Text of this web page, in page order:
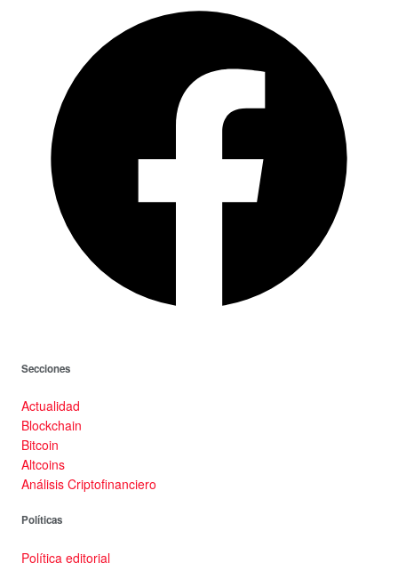
Secciones
Actualidad
Blockchain
Bitcoin
Altcoins
Análisis Criptofinanciero
Políticas
Política editorial